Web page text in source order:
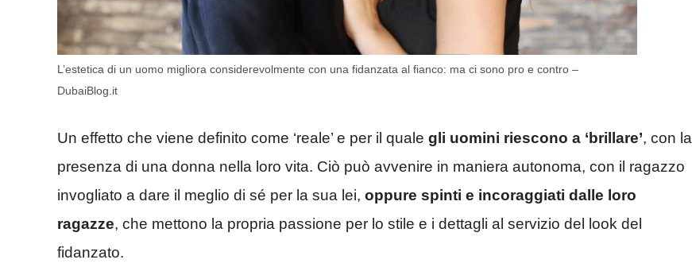
L’estetica di un uomo migliora considerevolmente con una fidanzata al fianco: ma ci sono pro e contro –
DubaiBlog.it
Un effetto che viene definito come ‘reale’ e per il quale gli uomini riescono a ‘brillare’, con la
presenza di una donna nella loro vita. Ciò può avvenire in maniera autonoma, con il ragazzo
invogliato a dare il meglio di sé per la sua lei, oppure spinti e incoraggiati dalle loro
ragazze, che mettono la propria passione per lo stile e i dettagli al servizio del look del
fidanzato.